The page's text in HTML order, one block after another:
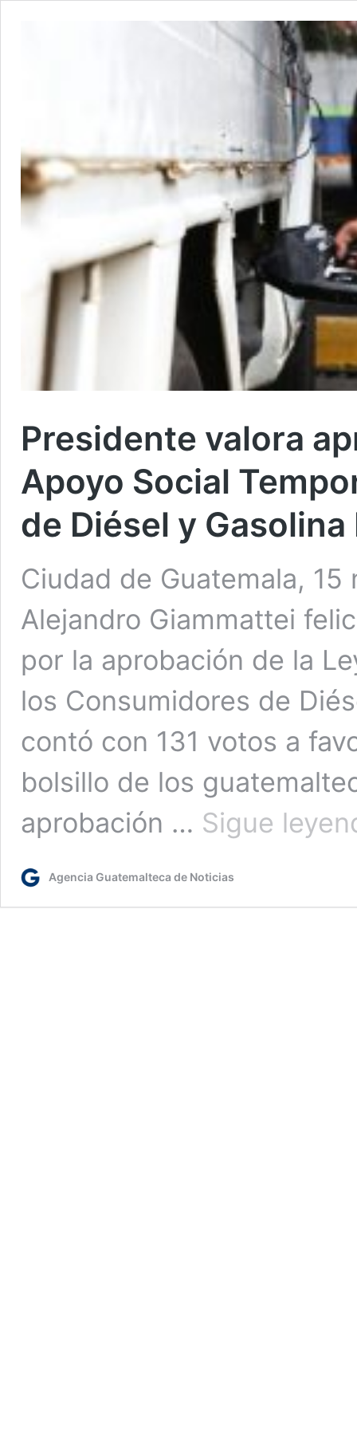
Presidente valora
Apoyo Social
de Diésel y Gasolina
Ciudad de Guatemala,
Alejandro Giammattei
por la aprobación de la
los Consumidores de
contó con 131 votos a
bolsillo de los
aprobación … Sigue
Agencia Guatemalteca de Noticias